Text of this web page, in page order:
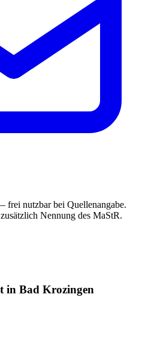
frei nutzbar bei Quellenangabe.
Nennung des MaStR.
in Bad Krozingen